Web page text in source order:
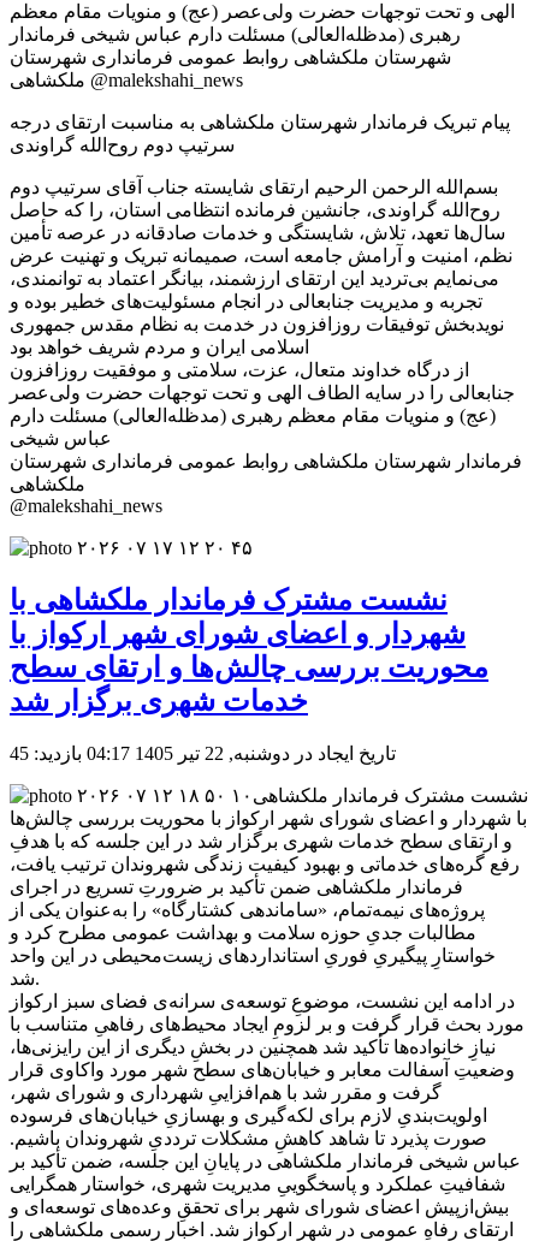
پیام تبریک فرماندار شهرستان ملکشاهی به مناسبت ارتقای درجه
سرتیپ دوم روح‌الله گراوندی
بسم‌الله الرحمن الرحیم ارتقای شایسته جناب آقای سرتیپ دوم
روح‌الله گراوندی، جانشین فرمانده انتظامی استان، را که حاصل
سال‌ها تعهد، تلاش، شایستگی و خدمات صادقانه در عرصه تأمین
نظم، امنیت و آرامش جامعه است، صمیمانه تبریک و تهنیت عرض
می‌نمایم بی‌تردید این ارتقای ارزشمند، بیانگر اعتماد به توانمندی،
تجربه و مدیریت جنابعالی در انجام مسئولیت‌های خطیر بوده و
نویدبخش توفیقات روزافزون در خدمت به نظام مقدس جمهوری
اسلامی ایران و مردم شریف خواهد بود
از درگاه خداوند متعال، عزت، سلامتی و موفقیت روزافزون
جنابعالی را در سایه الطاف الهی و تحت توجهات حضرت ولی‌عصر
(عج) و منویات مقام معظم رهبری (مدظله‌العالی) مسئلت دارم
عباس شیخی
فرماندار شهرستان ملکشاهی روابط عمومی فرمانداری شهرستان
ملکشاهی
@malekshahi_news
نشست مشترک فرماندار ملکشاهی با
شهردار و اعضای شورای شهر ارکواز با
محوریت بررسی چالش‌ها و ارتقای سطح
خدمات شهری برگزار شد
تاریخ ایجاد در دوشنبه, 22 تیر 1405 04:17 بازدید: 45
نشست مشترک فرماندار ملکشاهی
با شهردار و اعضای شورای شهر ارکواز با محوریت بررسی چالش‌ها
و ارتقای سطح خدمات شهری برگزار شد در این جلسه که با هدفِ
رفع گره‌های خدماتی و بهبود کیفیت زندگی شهروندان ترتیب یافت،
فرماندار ملکشاهی ضمن تأکید بر ضرورتِ تسریع در اجرای
پروژه‌های نیمه‌تمام، «ساماندهی کشتارگاه» را به‌عنوان یکی از
مطالبات جدیِ حوزه سلامت و بهداشت عمومی مطرح کرد و
خواستارِ پیگیریِ فوریِ استانداردهای زیست‌محیطی در این واحد
شد.
در ادامه این نشست، موضوعِ توسعه‌ی سرانه‌ی فضای سبز ارکواز
مورد بحث قرار گرفت و بر لزومِ ایجاد محیط‌های رفاهیِ متناسب با
نیازِ خانواده‌ها تأکید شد همچنین در بخشِ دیگری از این رایزنی‌ها،
وضعیتِ آسفالت معابر و خیابان‌های سطح شهر مورد واکاوی قرار
گرفت و مقرر شد با هم‌افزاییِ شهرداری و شورای شهر،
اولویت‌بندیِ لازم برای لکه‌گیری و بهسازیِ خیابان‌های فرسوده
صورت پذیرد تا شاهد کاهشِ مشکلات ترددیِ شهروندان باشیم.
عباس شیخی فرماندار ملکشاهی در پایانِ این جلسه، ضمن تأکید بر
شفافیتِ عملکرد و پاسخگوییِ مدیریت شهری، خواستار همگرایی
بیش‌ازپیش اعضای شورای شهر برای تحققِ وعده‌های توسعه‌ای و
ارتقای رفاهِ عمومی در شهر ارکواز شد. اخبار رسمی ملکشاهی را